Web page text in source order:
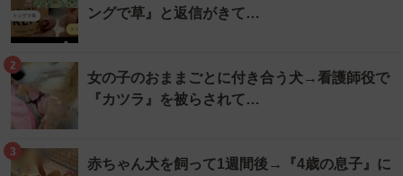
ングで草』と返信がきて…
2
女の子のおままごとに付き合う犬→看護師役で
『カツラ』を被らされて…
3
赤ちゃん犬を飼って1週間後→『4歳の息子』に